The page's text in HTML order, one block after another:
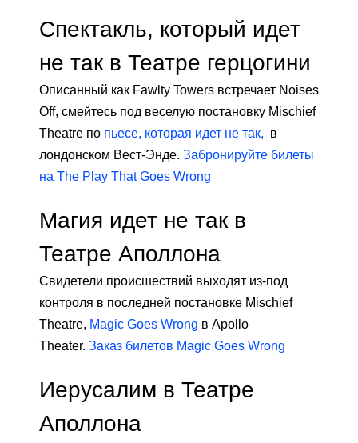
Спектакль, который идет
не так в Театре герцогини
Описанный как Fawlty Towers встречает Noises
Off, смейтесь под веселую постановку Mischief
Theatre по пьесе, которая идет не так, в
лондонском Вест-Энде. Забронируйте билеты
на The Play That Goes Wrong
Магия идет не так в
Театре Аполлона
Свидетели происшествий выходят из-под
контроля в последней постановке Mischief
Theatre, Magic Goes Wrong в Apollo
Theater. Заказ билетов Magic Goes Wrong
Иерусалим в Театре
Аполлона